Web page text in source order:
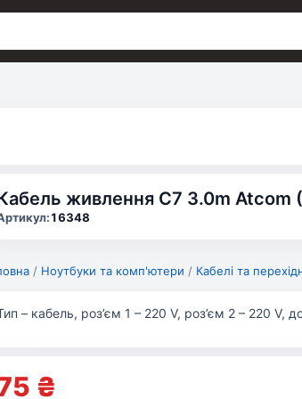
живлення C7 3.0m Atcom
16348
/ Ноутбуки та комп'ютери / Кабелі та
₴
– кабель, роз’єм 1 – 220 V, роз’єм 2 – 220 V,